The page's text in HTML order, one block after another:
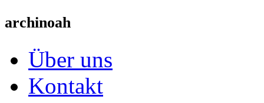
archinoah
Über uns
Kontakt